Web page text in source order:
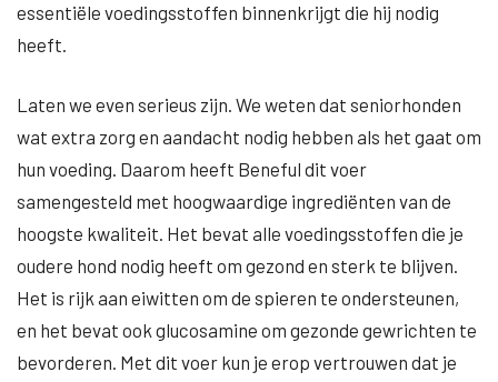
essentiële voedingsstoffen binnenkrijgt die hij nodig
heeft.
Laten we even serieus zijn. We weten dat seniorhonden
wat extra zorg en aandacht nodig hebben als het gaat om
hun voeding. Daarom heeft Beneful dit voer
samengesteld met hoogwaardige ingrediënten van de
hoogste kwaliteit. Het bevat alle voedingsstoffen die je
oudere hond nodig heeft om gezond en sterk te blijven.
Het is rijk aan eiwitten om de spieren te ondersteunen,
en het bevat ook glucosamine om gezonde gewrichten te
bevorderen. Met dit voer kun je erop vertrouwen dat je